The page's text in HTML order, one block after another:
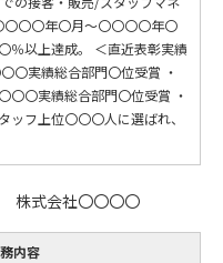
〇〇年〇月～〇〇〇〇年〇
％以上達成。 ＜直近表彰実績
〇実績総合部門〇位受賞 ・
〇〇実績総合部門〇位受賞 ・
ッフ上位〇〇〇人に選ばれ、
株式会社〇〇〇〇
内容